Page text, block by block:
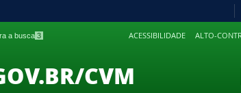
PARA
a busca 3 ACESSIBILIDADE ALTO-
CVM